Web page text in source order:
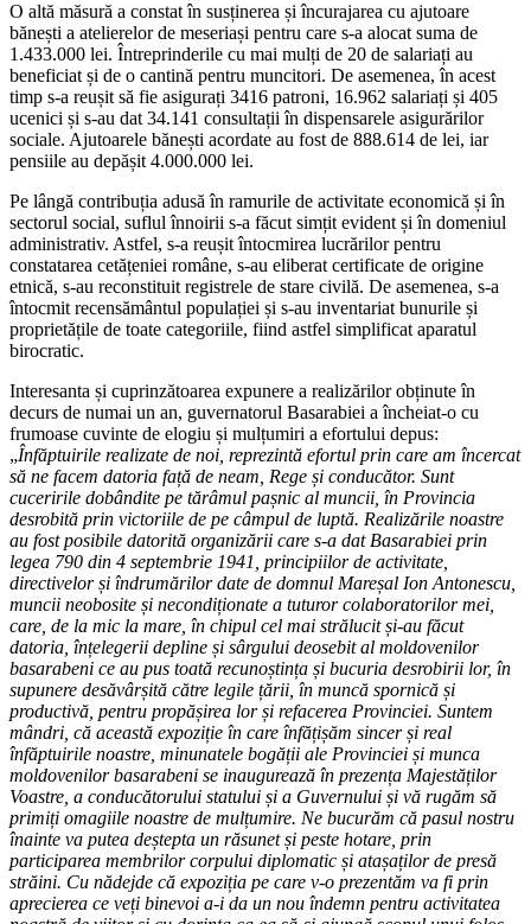
O altă măsură a constat în susținerea și încurajarea cu ajutoare
bănești a atelierelor de meseriași pentru care s-a alocat suma de
1.433.000 lei. Întreprinderile cu mai mulți de 20 de salariați au
beneficiat și de o cantină pentru muncitori. De asemenea, în acest
timp s-a reușit să fie asigurați 3416 patroni, 16.962 salariați și 405
ucenici și s-au dat 34.141 consultații în dispensarele asigurărilor
sociale. Ajutoarele bănești acordate au fost de 888.614 de lei, iar
pensiile au depășit 4.000.000 lei.
Pe lângă contribuția adusă în ramurile de activitate economică și în
sectorul social, suflul înnoirii s-a făcut simțit evident și în domeniul
administrativ. Astfel, s-a reușit întocmirea lucrărilor pentru
constatarea cetățeniei române, s-au eliberat certificate de origine
etnică, s-au reconstituit registrele de stare civilă. De asemenea, s-a
întocmit recensământul populației și s-au inventariat bunurile și
proprietățile de toate categoriile, fiind astfel simplificat aparatul
birocratic.
Interesanta și cuprinzătoarea expunere a realizărilor obținute în
decurs de numai un an, guvernatorul Basarabiei a încheiat-o cu
frumoase cuvinte de elogiu și mulțumiri a efortului depus:
„Înfăptuirile realizate de noi, reprezintă efortul prin care am încercat
să ne facem datoria față de neam, Rege și conducător. Sunt
cuceririle dobândite pe tărâmul pașnic al muncii, în Provincia
desrobită prin victoriile de pe câmpul de luptă. Realizările noastre
au fost posibile datorită organizării care s-a dat Basarabiei prin
legea 790 din 4 septembrie 1941, principiilor de activitate,
directivelor și îndrumărilor date de domnul Mareșal Ion Antonescu,
muncii neobosite și necondiționate a tuturor colaboratorilor mei,
care, de la mic la mare, în chipul cel mai strălucit și-au făcut
datoria, înțelegerii depline și sârgului deosebit al moldovenilor
basarabeni ce au pus toată recunoștința și bucuria desrobirii lor, în
supunere desăvârșită către legile țării, în muncă spornică și
productivă, pentru propășirea lor și refacerea Provinciei. Suntem
mândri, că această expoziție în care înfățișăm sincer și real
înfăptuirile noastre, minunatele bogății ale Provinciei și munca
moldovenilor basarabeni se inaugurează în prezența Majestăților
Voastre, a conducătorului statului și a Guvernului și vă rugăm să
primiți omagiile noastre de mulțumire. Ne bucurăm că pasul nostru
înainte va putea deștepta un răsunet și peste hotare, prin
participarea membrilor corpului diplomatic și atașaților de presă
străini. Cu nădejde că expoziția pe care v-o prezentăm va fi prin
aprecierea ce veți binevoi a-i da un nou îndemn pentru activitatea